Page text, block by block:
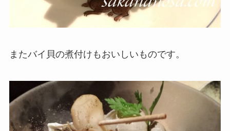
またバイ貝の煮付けもおいしいものです。